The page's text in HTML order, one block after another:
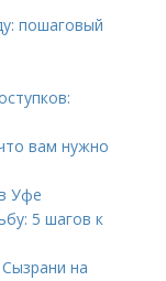
пошаговый
вам нужно
Уфе
5 шагов к
на